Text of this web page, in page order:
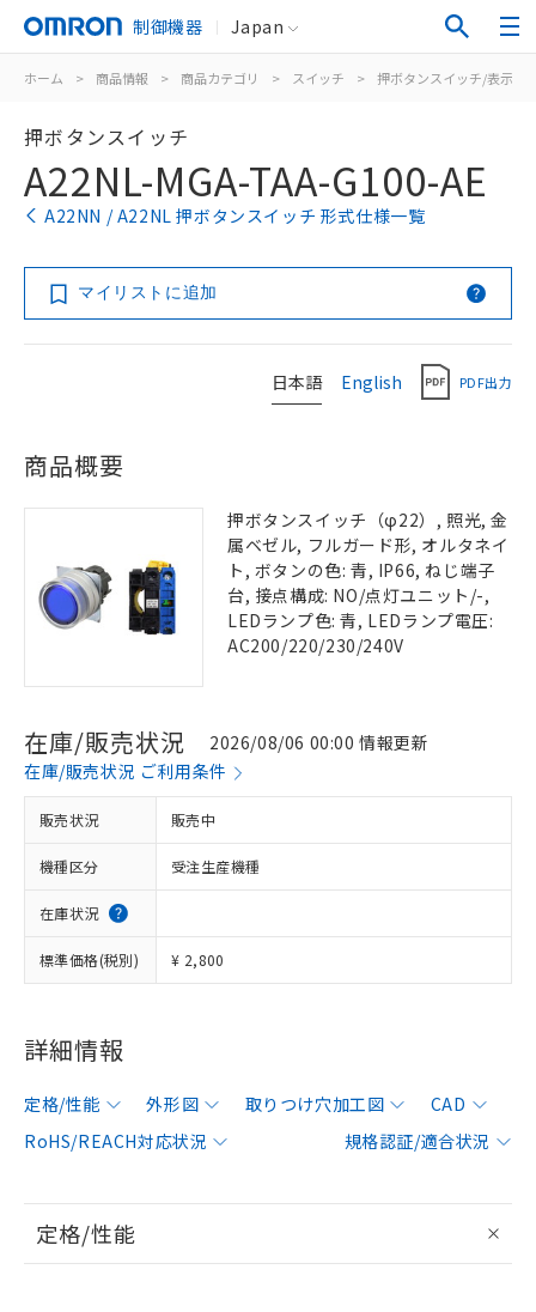
制御機器 Japan
ホーム > 商品情報 > 商品カテゴリ > スイッチ > 押ボタンスイッチ/表示灯
押ボタンスイッチ
A22NL-MGA-TAA-G100-AE
A22NN / A22NL 押ボタンスイッチ 形式仕様一覧
マイリストに追加
日本語 English PDF出力
商品概要
押ボタンスイッチ（φ22）, 照光, 金
属ベゼル, フルガード形, オルタネイ
ト, ボタンの色: 青, IP66, ねじ端子
台, 接点構成: NO/点灯ユニット/-,
LEDランプ色: 青, LEDランプ電圧:
AC200/220/230/240V
在庫/販売状況
2026/08/06 00:00 情報更新
在庫/販売状況 ご利用条件
販売状況 販売中
機種区分 受注生産機種
在庫状況
標準価格(税別) ¥ 2,800
詳細情報
定格/性能 外形図 取りつけ穴加工図
CAD
RoHS/REACH対応状況
規格認証/適合状況
定格/性能